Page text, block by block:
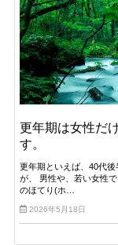
更年期は女性だ
す。
更年期といえば、40代
が、 男性や、若い女性
のほてり(ホ…
2026年5月18日